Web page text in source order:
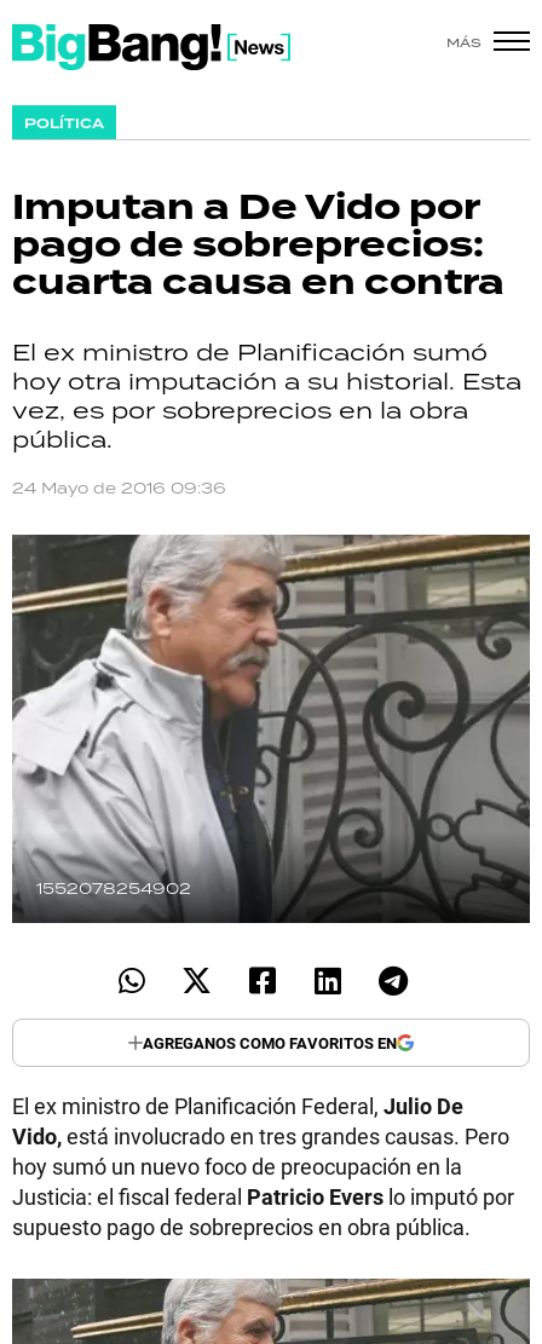
MÁS
POLÍTICA
Imputan a De Vido por
pago de sobreprecios:
cuarta causa en contra
El ex ministro de Planificación sumó
hoy otra imputación a su historial. Esta
vez, es por sobreprecios en la obra
pública.
24 Mayo de 2016 09:36
1552078254902
AGREGANOS COMO FAVORITOS EN
El ex ministro de Planificación Federal, Julio De
Vido,está involucrado en tres grandes causas. Pero
hoy sumó un nuevo foco de preocupación en la
Justicia: el fiscal federal Patricio Evers lo imputó por
supuesto pago de sobreprecios en obra pública.
SHOW
ACTUALIDAD
POLICIALES
ECONOMÍA
GRAN HERMANO
SALUD
TECNOLOGÍA
RECETAS
PALABRAS
HORÓSCOPO
Seguinos